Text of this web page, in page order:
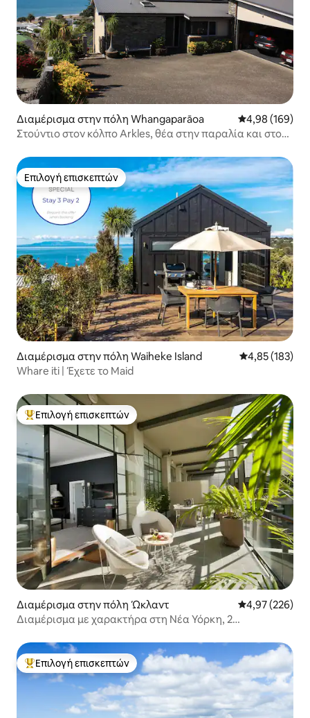
Διαμέρισμα στην πόλη Whangaparāoa Μέση
4,98 (169)
Στούντιο στον κόλπο Arkles, θέα στην παραλία και στον
Επιλογή επισκεπτών
Επιλογή επισκεπτών
Διαμέρισμα στην πόλη Waiheke Island Μέση
4,85 (183)
Whare iti | Έχετε το Maid
Κορυφαία επιλογή επισκεπτών
Επιλογή επισκεπτών
Διαμέρισμα στην πόλη Ώκλαντ Μέση
4,97 (226)
Διαμέρισμα με χαρακτήρα στη Νέα Υόρκη, 2
Κορυφαία επιλογή επισκεπτών
Επιλογή επισκεπτών